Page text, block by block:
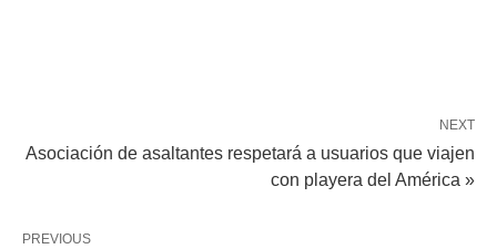
NEXT
Asociación de asaltantes respetará a usuarios que viajen
con playera del América »
PREVIOUS